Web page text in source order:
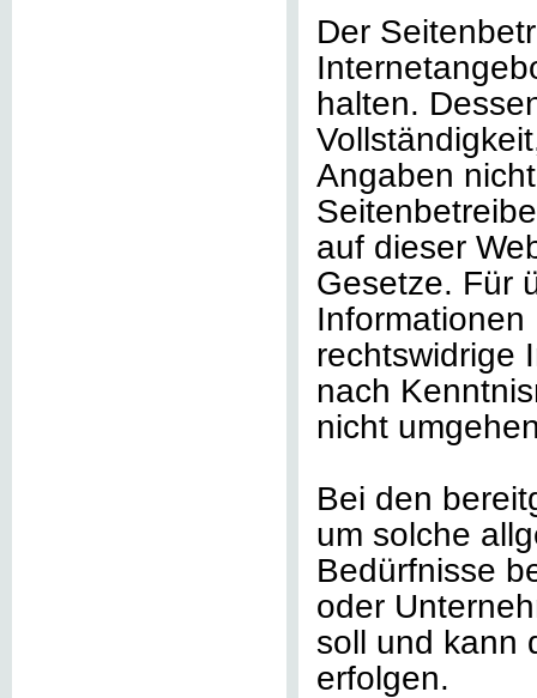
Der
halten.
Angaben
auf dieser
Gesetze. Für
rechtswidrige
nach
nicht
Bei den
um solche
Bedürfnisse
oder
soll und kann
erfolgen.